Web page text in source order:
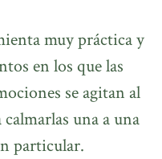
muy práctica y
en los que las
se agitan al
una a una
particular.